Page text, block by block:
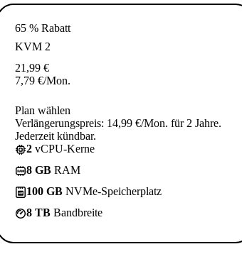
65 % Rabatt
KVM 2
21,99 €
7,79 €/Mon.
Plan wählen
Verlängerungspreis: 14,99 €/Mon. für 2 Jahre.
Jederzeit kündbar.
2 vCPU-Kerne
8 GB RAM
100 GB NVMe-Speicherplatz
8 TB Bandbreite